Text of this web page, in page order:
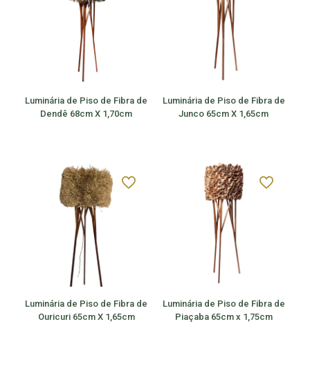
Luminária de Piso de Fibra de
Dendê 68cm X 1,70cm
Luminária de Piso de Fibra de
Junco 65cm X 1,65cm
Luminária de Piso de Fibra de
Ouricuri 65cm X 1,65cm
Luminária de Piso de Fibra de
Piaçaba 65cm x 1,75cm